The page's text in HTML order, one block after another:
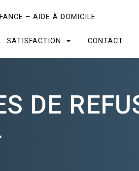
– AIDE À DOMICILE
SATISFACTION CONTACT
DE